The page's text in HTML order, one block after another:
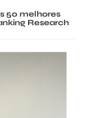
50 melhores
Research